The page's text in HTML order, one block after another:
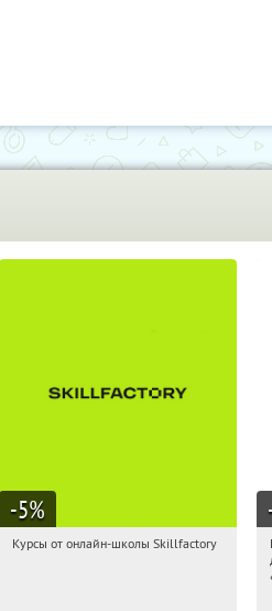
-5%
00:15:11
Получи первым!
Курсы от онлайн-школы Skillfactory